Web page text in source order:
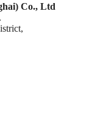
Co., Ltd